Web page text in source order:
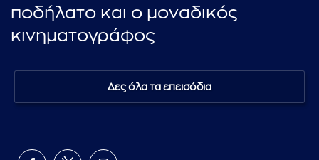
ποδήλατο και ο μοναδικός
κινηματογράφος
Δες όλα τα επεισόδια